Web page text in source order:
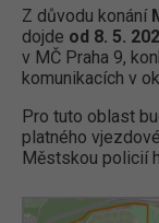
Z důvodu konání
dojde od 8. 5.
v MČ Praha 9,
komunikacích v
Pro tuto oblast
platného
Městskou policií